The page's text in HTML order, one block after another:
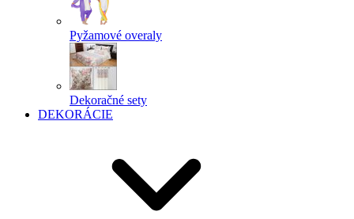
Pyžamové overaly
Dekoračné sety
DEKORÁCIE